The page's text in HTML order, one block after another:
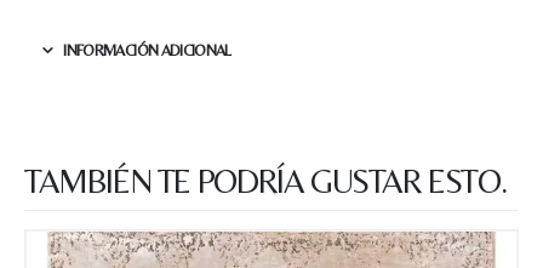
INFORMACIÓN ADICIONAL
TAMBIÉN TE PODRÍA GUSTAR ESTO.